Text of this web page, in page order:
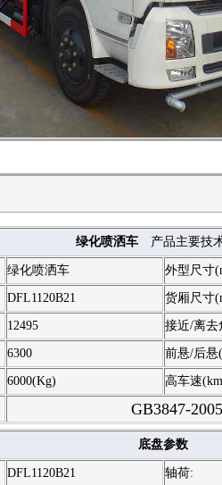
绿化喷洒车 产品主要技
绿化喷洒车 外型尺寸
DFL1120B21 货厢尺寸
12495 接近/离去
6300 前悬/后悬
6000(Kg) 高车速
GB3847-
底盘参数
DFL1120B21 轴荷: